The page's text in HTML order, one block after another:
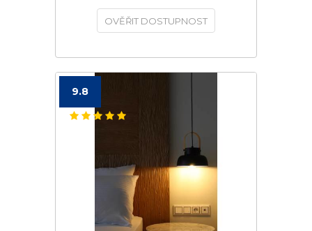
OVĚŘIT DOSTUPNOST
9.8